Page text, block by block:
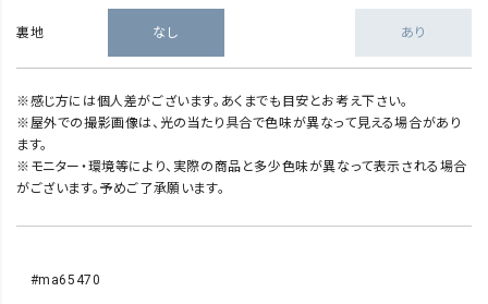
裏地 なし あり
※感じ方には個人差がございます。あくまでも目安とお考え下さい。
※屋外での撮影画像は、光の当たり具合で色味が異なって見える場合があり
ます。
※モニター・環境等により、実際の商品と多少色味が異なって表示される場合
がございます。予めご了承願います。
#ma65470